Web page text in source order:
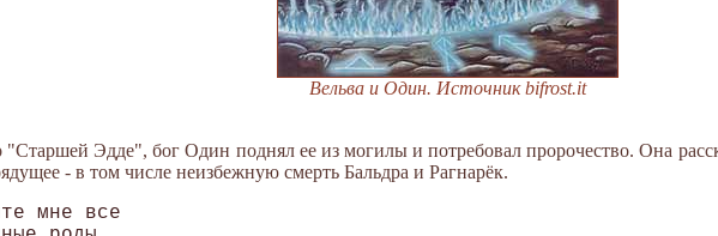
Вельва и Один. Источник bifrost.it
"Старшей Эдде", бог Один поднял ее из могилы и потребовал пророчество. Она
- в том числе неизбежную смерть Бальдра и Рагнарёк.
мне все